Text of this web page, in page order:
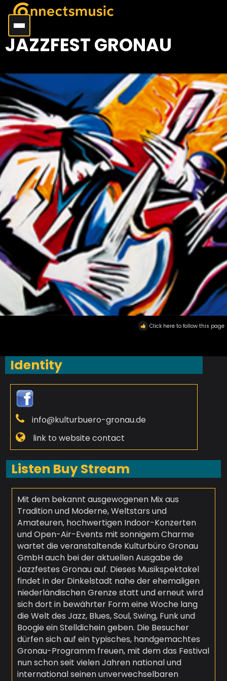
JAZZFEST GRONAU
Click here to follow this page
Identity
info@kulturbuero-gronau.de
link to website contact
Listen Buy Stream
Mit dem bekannt ausgewogenen Mix aus
Tradition und Moderne, Weltstars und
Amateuren, hochwertigen Indoor-Konzerten
und Open-Air-Events mit sonnigem Charme
wartet die veranstaltende Kulturbüro Gronau
GmbH auch bei der aktuellen Ausgabe de
Jazzfestes Gronau auf. Dieses Musikspektakel
findet in der Dinkelstadt nahe der ehemaligen
niederländischen Grenze statt und erneut wird
sich dort in bewährter Form eine Woche lang
die Welt des Jazz, Blues, Soul, Swing, Funk und
Boogie ein Stelldichein geben. Die Besucher
dürfen sich auf ein typisches, handgemachtes
Gronau-Programm freuen, mit dem das Festival
nun schon seit vielen Jahren national und
international seinen unverwechselbaren